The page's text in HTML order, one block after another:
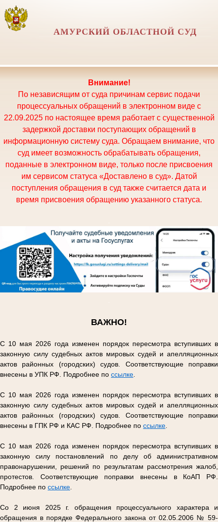
АМУРСКИЙ ОБЛАСТНОЙ СУД
Внимание!
По независящим от суда причинам сервис подачи
процессуальных обращений в электронном виде с
22.09.2025 по настоящее время работает с существенной
задержкой доставки поступающих обращений в
информационную систему суда. Обращаем внимание, что
суд имеет возможность обрабатывать обращения,
поданные в электронном виде, только после присвоения
им сервисом статуса «Доставлено в суд». Датой
поступления обращения в суд также считается дата и
время присвоения обращению указанного статуса.
ВАЖНО!
С 10 мая 2026 года изменен порядок пересмотра вступивших в
законную силу судебных актов мировых судей и апелляционных
актов районных (городских) судов. Соответствующие поправки
внесены в УПК РФ. Подробнее по ссылке
С 10 мая 2026 года изменен порядок пересмотра вступивших в
законную силу судебных актов мировых судей и апелляционных
актов районных (городских) судов. Соответствующие поправки
внесены в ГПК РФ и КАС РФ. Подробнее по ссылке
С 10 мая 2026 года изменен порядок пересмотра вступивших в
законную силу постановлений по делу об административном
правонарушении, решений по результатам рассмотрения жалоб,
протестов. Соответствующие поправки внесены в КоАП РФ.
Подробнее по ссылке
Со 2 июня 2025 г. обращения процессуального характера и
обращения в порядке Федерального закона от 02.05.2006 № 59-